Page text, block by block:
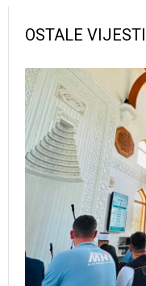
OSTALE VIJESTI